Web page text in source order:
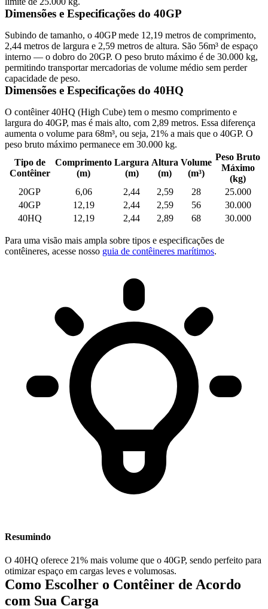
Dimensões e Especificações do 40GP
Subindo de tamanho, o 40GP mede 12,19 metros de comprimento,
2,44 metros de largura e 2,59 metros de altura. São 56m³ de espaço
interno — o dobro do 20GP. O peso bruto máximo é de 30.000 kg,
permitindo transportar mercadorias de volume médio sem perder
capacidade de peso.
Dimensões e Especificações do 40HQ
O contêiner40HQ (High Cube) tem o mesmo comprimento e
largura do 40GP, mas é mais alto, com 2,89 metros. Essa diferença
aumenta o volume para 68m³, ou seja, 21% a mais que o 40GP. O
peso bruto máximo permanece em 30.000 kg.
Tipo de
Contêiner
Comprimento
(m)
Largura
(m)
Altura
(m)
Volume
(m³)
Peso Bruto
Máximo
(kg)
20GP
6,06 2,44 2,59 28
25.000
40GP
12,19 2,44 2,59 56
30.000
40HQ
12,19 2,44 2,89 68 30.000
Para uma visão mais ampla sobre tipos e especificações de
contêineres, acesse nosso guia de contêineres marítimos.
Resumindo
O 40HQ oferece 21% mais volume que o 40GP, sendo perfeito para
otimizar espaço em cargas leves e volumosas.
Como Escolher o Contêiner de Acordo
com Sua Carga